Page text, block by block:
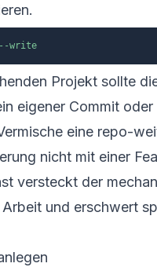
--write
Projekt sollte
eigener Commit oder
eine repo-
nicht mit einer
versteckt der
und erschwert